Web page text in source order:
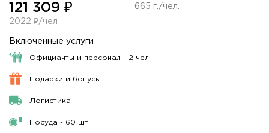
121 309 ₽
2022 ₽/чел
665 г./чел.
Включенные услуги
Официанты и персонал - 2 чел.
Подарки и бонусы
Логистика
Посуда - 60 шт